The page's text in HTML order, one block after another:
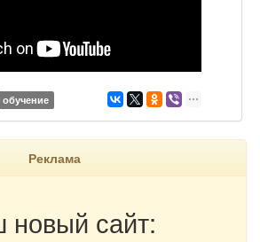
обучение
Реклама
сайт: